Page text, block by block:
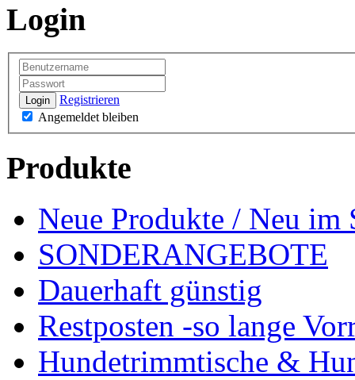
Login
Login
Registrieren
Angemeldet bleiben
Produkte
Neue Produkte / Neu im
SONDERANGEBOTE
Dauerhaft günstig
Restposten -so lange
Hundetrimmtische &